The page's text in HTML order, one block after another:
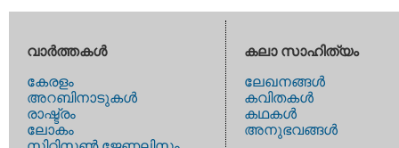
വാര്‍ത്തകള്‍
കേരളം
അറബിനാടുകള്‍
രാഷ്ട്രം
ലോകം
കലാ സാഹിത്യം
ലേഖനങ്ങള്‍
കവിതകള്‍
കഥകള്‍
അനുഭവങ്ങള്‍